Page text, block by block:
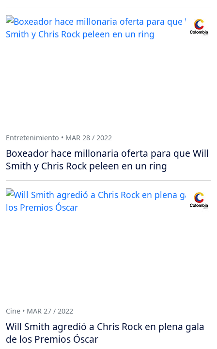
Entretenimiento • MAR 28 / 2022
Boxeador hace millonaria oferta para que Will
Smith y Chris Rock peleen en un ring
Cine • MAR 27 / 2022
Will Smith agredió a Chris Rock en plena gala
de los Premios Óscar